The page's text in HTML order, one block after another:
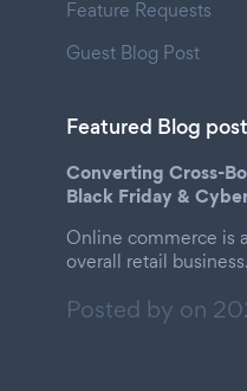
Feature Requests
Guest Blog Post
Featured Blog post
Converting Cross-
Black Friday &
Online commerce is
overall retail business.
Posted by on